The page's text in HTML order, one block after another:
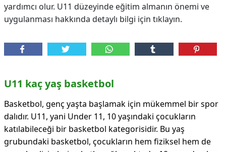
yardımcı olur. U11 düzeyinde eğitim almanın önemi ve
uygulanması hakkında detaylı bilgi için tıklayın.
U11 kaç yaş basketbol
Basketbol, genç yaşta başlamak için mükemmel bir spor
dalıdır. U11, yani Under 11, 10 yaşındaki çocukların
katılabileceği bir basketbol kategorisidir. Bu yaş
grubundaki basketbol, çocukların hem fiziksel hem de